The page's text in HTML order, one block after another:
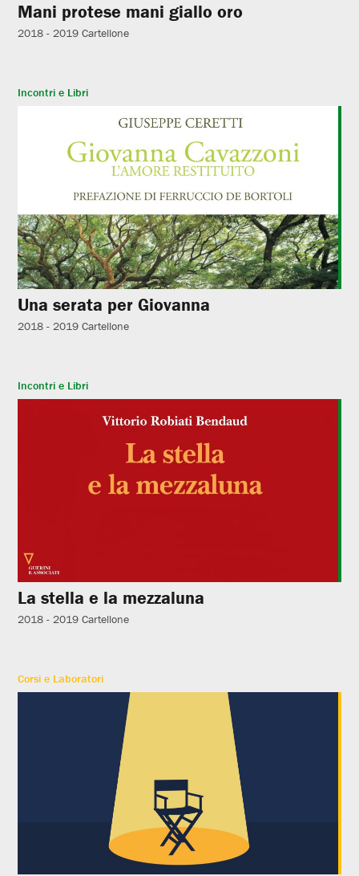
Mani protese mani giallo oro
2018 - 2019 Cartellone
Incontri e Libri
Una serata per Giovanna
2018 - 2019 Cartellone
Incontri e Libri
La stella e la mezzaluna
2018 - 2019 Cartellone
Corsi e Laboratori